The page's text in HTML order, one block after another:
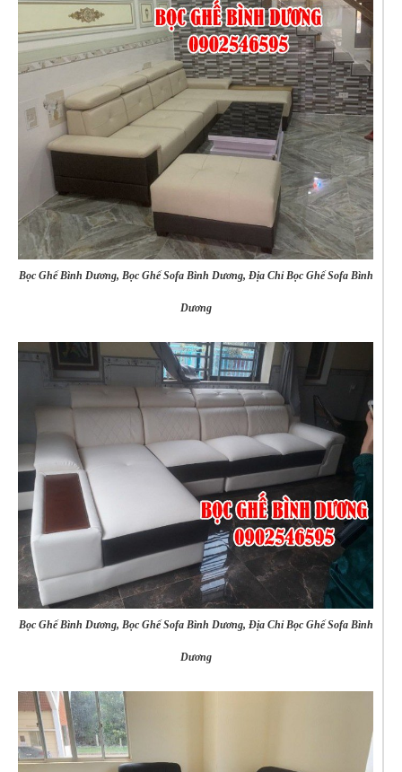
Bọc Ghế Bình Dương, Bọc Ghế Sofa Bình Dương, Địa Chỉ Bọc Ghế Sofa Bình
Dương
Bọc Ghế Bình Dương, Bọc Ghế Sofa Bình Dương, Địa Chỉ Bọc Ghế Sofa Bình
Dương